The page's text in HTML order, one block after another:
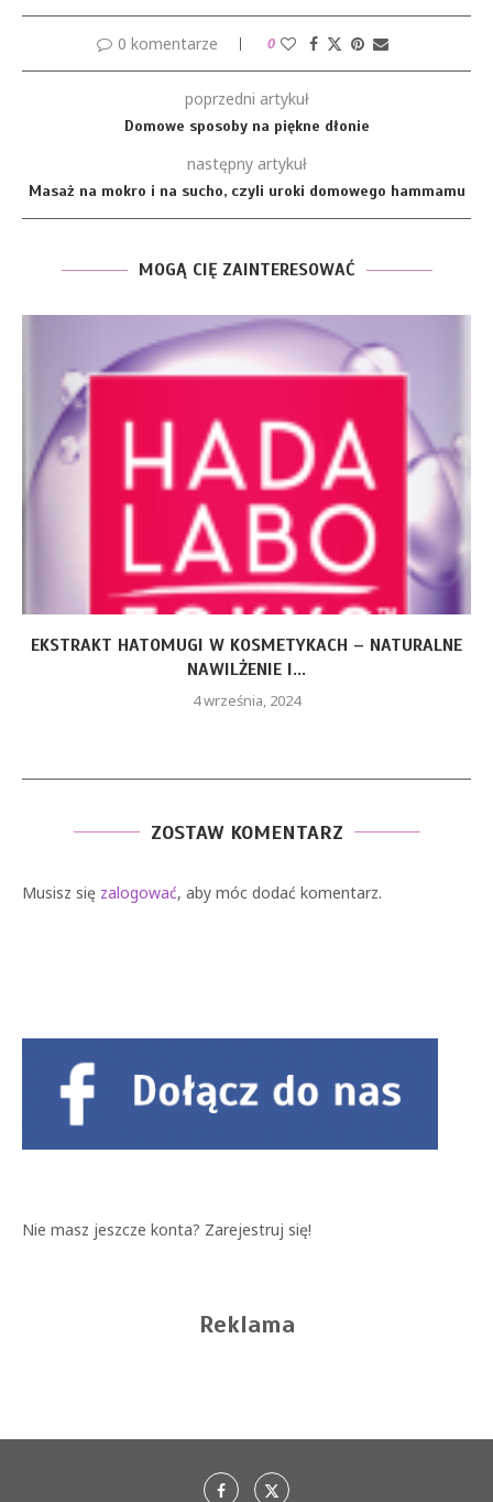
0 komentarze 0
poprzedni artykuł
Domowe sposoby na piękne dłonie
następny artykuł
Masaż na mokro i na sucho, czyli uroki domowego hammamu
MOGĄ CIĘ ZAINTERESOWAĆ
EKSTRAKT HATOMUGI W KOSMETYKACH – NATURALNE
NAWILŻENIE I...
4 września, 2024
ZOSTAW KOMENTARZ
Musisz się zalogować, aby móc dodać komentarz.
Nie masz jeszcze konta? Zarejestruj się!
Reklama